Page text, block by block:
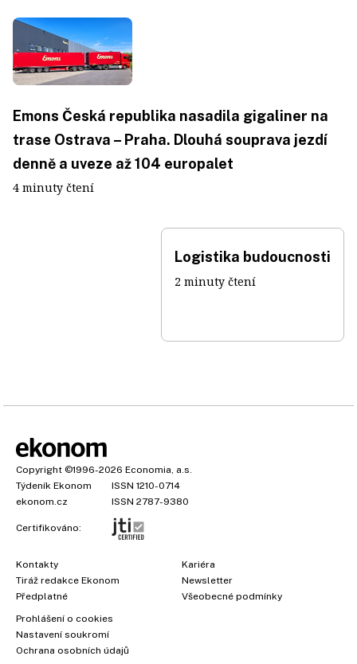
Emons Česká republika nasadila gigaliner na
trase Ostrava – Praha. Dlouhá souprava jezdí
denně a uveze až 104 europalet
4 minuty čtení
Logistika budoucnosti
2 minuty čtení
Copyright ©1996-2026 Economia, a.s.
Týdeník Ekonom
ISSN 1210-0714
ekonom.cz
ISSN 2787-9380
Certifikováno:
Kontakty
Tiráž redakce Ekonom
Předplatné
Kariéra
Newsletter
Všeobecné podmínky
Prohlášení o cookies
Nastavení soukromí
Ochrana osobních údajů